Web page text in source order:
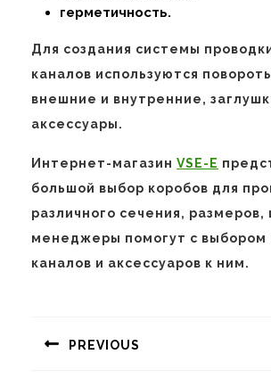
герметичность.
Для создания системы
каналов используются
внешние и внутренние,
аксессуары.
Интернет-магазин VSE-E
большой выбор коробов для
различного сечения,
менеджеры помогут с выбором
каналов и аксессуаров к ним.
записям
PREVIOUS